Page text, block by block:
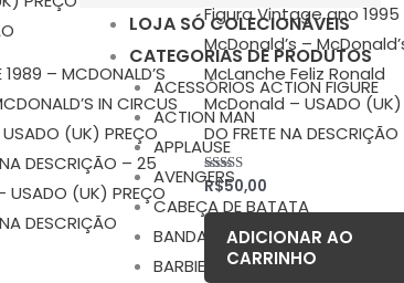
LOJA SÓ COLECIONÁVEIS
CATEGORIAS DE PRODUTOS
ACESSÓRIOS ACTION FIGURE
ACTION MAN
APPLAUSE
AVENGERS
CABEÇA DE BATATA
BANDAI
BARBIE
1989 – MCDONALD’S
IN CIRCUS
(UK) PREÇO
DESCRIÇÃO – 25
USADO (UK) PREÇO
DESCRIÇÃO
Figura Vintage ano 1995
McDonald’s –
McLanche Feliz Ronald
McDonald – USADO (UK)
DO FRETE NA DESCRIÇÃO
Avaliação
5.00
de 5
R$50,00
ADICIONAR AO
CARRINHO